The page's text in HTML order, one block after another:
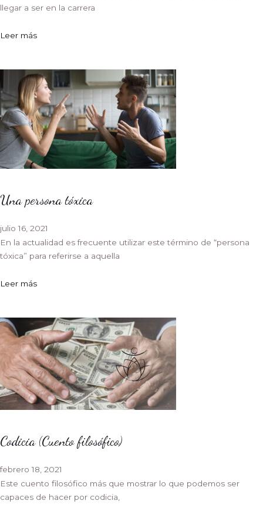
llegar a ser en la carrera
Leer más
Una persona tóxica
julio 16, 2021
En la actualidad es frecuente utilizar este término de “persona
tóxica” para referirse a aquella
Leer más
Codicia (Cuento filosófico)
febrero 18, 2021
Este cuento filosófico más que mostrar lo que podemos ser
capaces de hacer por codicia,